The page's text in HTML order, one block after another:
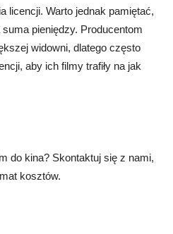
licencji. Warto jednak pamiętać,
pieniędzy. Producentom
widowni, dlatego często
aby ich filmy trafiły na jak
do kina? Skontaktuj się z nami,
kosztów.